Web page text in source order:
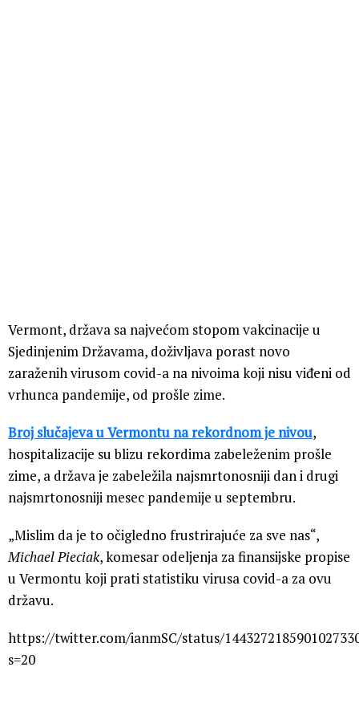
Vermont, država sa najvećom stopom vakcinacije u
Sjedinjenim Državama, doživljava porast novo
zaraženih virusom covid-a na nivoima koji nisu viđeni od
vrhunca pandemije, od prošle zime.
Broj slučajeva u Vermontu na rekordnom je nivou,
hospitalizacije su blizu rekordima zabeleženim prošle
zime, a država je zabeležila najsmrtonosniji dan i drugi
najsmrtonosniji mesec pandemije u septembru.
„Mislim da je to očigledno frustrirajuće za sve nas“,
Michael Pieciak, komesar odeljenja za finansijske propise
u Vermontu koji prati statistiku virusa covid-a za ovu
državu.
https://twitter.com/ianmSC/status/
s=20